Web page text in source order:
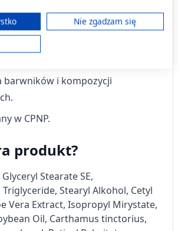
naturalnego.
dermatologicznie.
barwników i kompozycji
w CPNP.
produkt?
Stearate SE,
Stearyl Alkohol, Cetyl
Vera Extract, Isopropyl Mirystate,
Oil, Carthamus tinctorius,
wyboru treści.
poza Unię Europejską i wysyłane do USA.
dotyczą wyłącznie tej witryny/aplikacji.
(11 dostawców IAB)
informacji na urządzeniu
reklam
do wyboru
reklam
Nie zgadzam się